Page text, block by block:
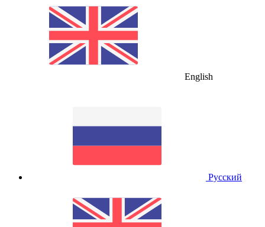
English
Русский